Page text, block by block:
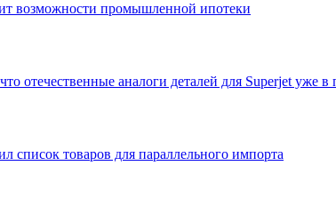
возможности промышленной ипотеки
отечественные аналоги деталей для Superjet уже в
список товаров для параллельного импорта